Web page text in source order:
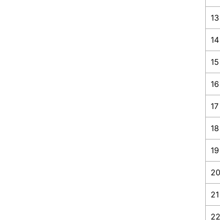
13
14
15
16
17
18
19
20
21
22